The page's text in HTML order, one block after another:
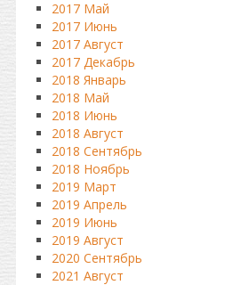
2017 Май
2017 Июнь
2017 Август
2017 Декабрь
2018 Январь
2018 Май
2018 Июнь
2018 Август
2018 Сентябрь
2018 Ноябрь
2019 Март
2019 Апрель
2019 Июнь
2019 Август
2020 Сентябрь
2021 Август